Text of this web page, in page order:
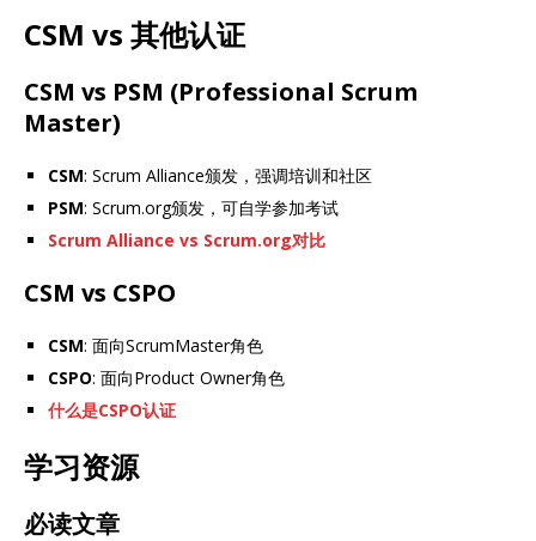
CSM vs 其他认证
CSM vs PSM (Professional Scrum
Master)
CSM: Scrum Alliance颁发，强调培训和社区
PSM: Scrum.org颁发，可自学参加考试
Scrum Alliance vs Scrum.org对比
CSM vs CSPO
CSM: 面向ScrumMaster角色
CSPO: 面向Product Owner角色
什么是CSPO认证
学习资源
必读文章